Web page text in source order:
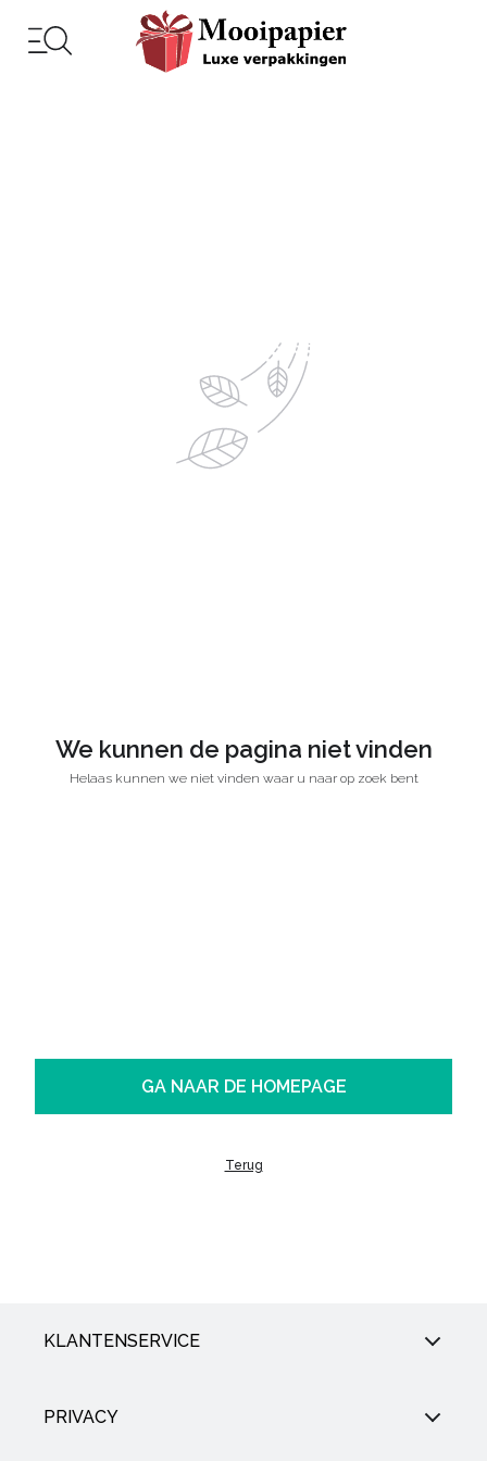
We kunnen de pagina niet vinden
Helaas kunnen we niet vinden waar u naar op zoek bent
GA NAAR DE HOMEPAGE
Terug
KLANTENSERVICE
PRIVACY